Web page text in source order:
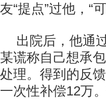
友“提点”过他，“
出院后，他通
某谎称自己想承
处理。得到的反
一次性补偿12万